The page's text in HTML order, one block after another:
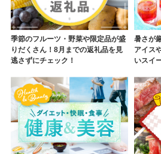
季節のフルーツ・野菜や限定品が盛
りだくさん！8月までの返礼品を見
逃さずにチェック！
暑さが
アイス
いスイ